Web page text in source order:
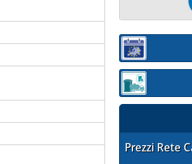
Sezione:
Sezione:
Prezzi Rete